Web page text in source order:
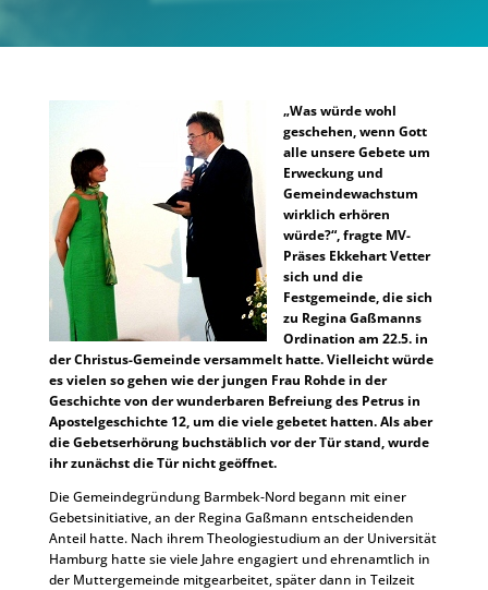
„Was würde wohl
geschehen, wenn Gott
alle unsere Gebete um
Erweckung und
Gemeindewachstum
wirklich erhören
würde?“, fragte MV-
Präses Ekkehart Vetter
sich und die
Festgemeinde, die sich
zu Regina Gaßmanns
Ordination am 22.5. in
der Christus-Gemeinde versammelt hatte. Vielleicht würde
es vielen so gehen wie der jungen Frau Rohde in der
Geschichte von der wunderbaren Befreiung des Petrus in
Apostelgeschichte 12, um die viele gebetet hatten. Als aber
die Gebetserhörung buchstäblich vor der Tür stand, wurde
ihr zunächst die Tür nicht geöffnet.
Die Gemeindegründung Barmbek-Nord begann mit einer
Gebetsinitiative, an der Regina Gaßmann entscheidenden
Anteil hatte. Nach ihrem Theologiestudium an der Universität
Hamburg hatte sie viele Jahre engagiert und ehrenamtlich in
der Muttergemeinde mitgearbeitet, später dann in Teilzeit